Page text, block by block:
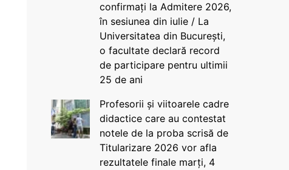
confirmați la Admitere 2026,
în sesiunea din iulie / La
Universitatea din București,
o facultate declară record
de participare pentru ultimii
25 de ani
Profesorii și viitoarele cadre
didactice care au contestat
notele de la proba scrisă de
Titularizare 2026 vor afla
rezultatele finale marți, 4